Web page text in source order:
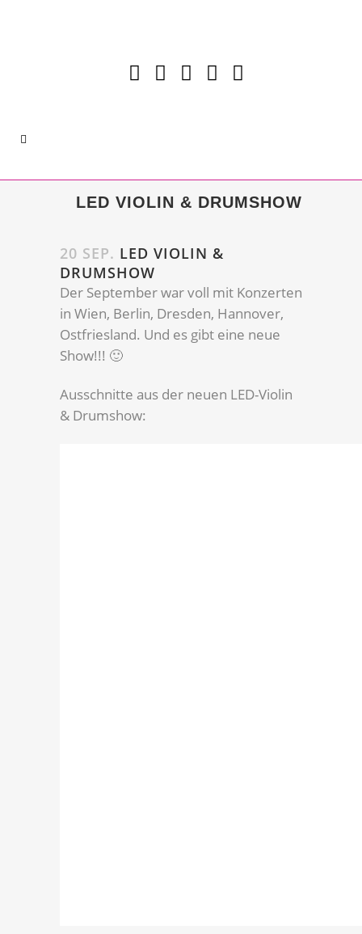
LED VIOLIN & DRUMSHOW
20 SEP. LED VIOLIN &
DRUMSHOW
Der September war voll mit Konzerten
in Wien, Berlin, Dresden, Hannover,
Ostfriesland. Und es gibt eine neue
Show!!! 🙂
Ausschnitte aus der neuen LED-Violin
& Drumshow: